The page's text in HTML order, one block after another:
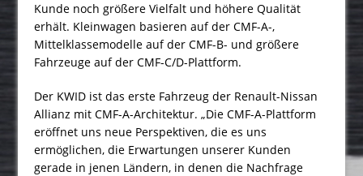
Kunde noch größere Vielfalt und höhere Qualität
erhält. Kleinwagen basieren auf der CMF-A-,
Mittelklassemodelle auf der CMF-B- und größere
Fahrzeuge auf der CMF-C/D-Plattform.
Der KWID ist das erste Fahrzeug der Renault-Nissan
Allianz mit CMF-A-Architektur. „Die CMF-A-Plattform
eröffnet uns neue Perspektiven, die es uns
ermöglichen, die Erwartungen unserer Kunden
gerade in jenen Ländern, in denen die Nachfrage